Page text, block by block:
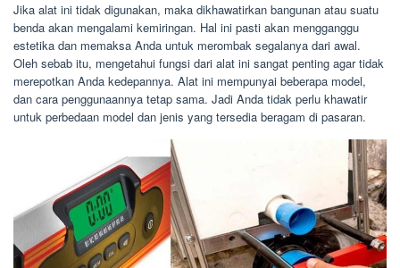
Jika alat ini tidak digunakan, maka dikhawatirkan bangunan atau suatu
benda akan mengalami kemiringan. Hal ini pasti akan mengganggu
estetika dan memaksa Anda untuk merombak segalanya dari awal.
Oleh sebab itu, mengetahui fungsi dari alat ini sangat penting agar tidak
merepotkan Anda kedepannya. Alat ini mempunyai beberapa model,
dan cara penggunaannya tetap sama. Jadi Anda tidak perlu khawatir
untuk perbedaan model dan jenis yang tersedia beragam di pasaran.